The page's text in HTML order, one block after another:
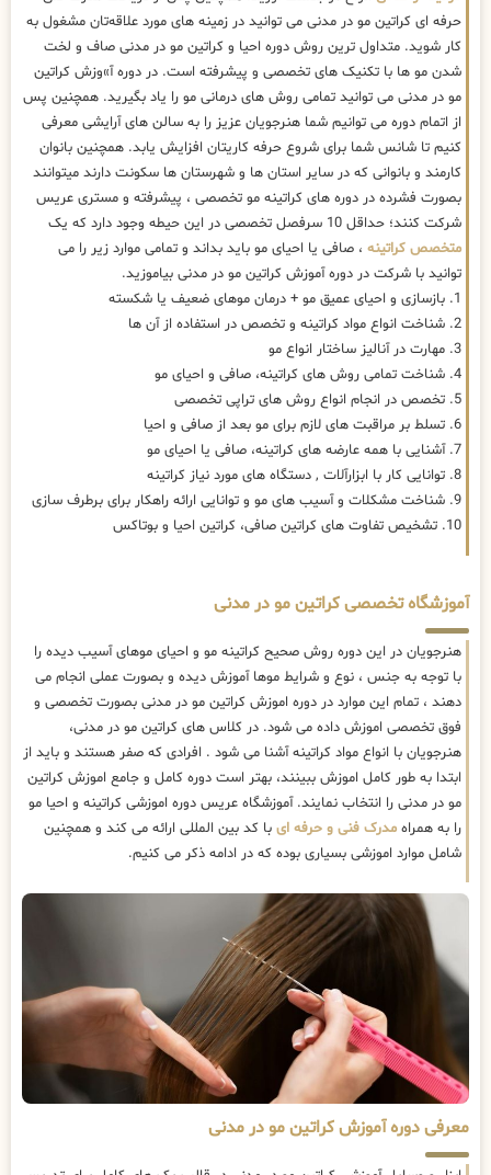
حرفه ای کراتین مو در مدنی می توانید در زمینه های مورد علاقه‌تان مشغول به
کار شوید. متداول ترین روش دوره احیا و کراتین مو در مدنی صاف و لخت
شدن مو ها با تکنیک های تخصصی و پیشرفته است. در دوره آ»وزش کراتین
مو در مدنی می توانید تمامی روش های درمانی مو را یاد بگیرید. همچنین پس
از اتمام دوره می توانیم شما هنرجویان عزیز را به سالن های آرایشی معرفی
کنیم تا شانس شما برای شروع حرفه کاریتان افزایش یابد. همچنین بانوان
کارمند و بانوانی که در سایر استان ها و شهرستان ها سکونت دارند میتوانند
بصورت فشرده در دوره های کراتینه مو تخصصی ، پیشرفته و مستری عریس
شرکت کنند؛ حداقل 10 سرفصل تخصصی در این حیطه وجود دارد که یک
متخصص کراتینه ، صافی یا احیای مو باید بداند و تمامی موارد زیر را می
توانید با شرکت در دوره آموزش کراتین مو در مدنی بیاموزید.
1. بازسازی و احیای عمیق مو + درمان موهای ضعیف یا شکسته
2. شناخت انواع مواد کراتینه و تخصص در استفاده از آن ها
3. مهارت در آنالیز ساختار انواع مو
4. شناخت تمامی روش های کراتینه، صافی و احیای مو
5. تخصص در انجام انواع روش های تراپی تخصصی
6. تسلط بر مراقبت های لازم برای مو بعد از صافی و احیا
7. آشنایی با همه عارضه های کراتینه، صافی یا احیای مو
8. توانایی کار با ابزارآلات , دستگاه های مورد نیاز کراتینه
9. شناخت مشکلات و آسیب های مو و توانایی ارائه راهکار برای برطرف سازی
10. تشخیص تفاوت های کراتین صافی، کراتین احیا و بوتاکس
آموزشگاه تخصصی کراتین مو در مدنی
هنرجویان در این دوره روش صحیح کراتینه مو و احیای موهای آسیب دیده را
با توجه به جنس ، نوع و شرایط موها آموزش دیده و بصورت عملی انجام می
دهند ، تمام این موارد در دوره اموزش کراتین مو در مدنی بصورت تخصصی و
فوق تخصصی اموزش داده می شود. در کلاس های کراتین مو در مدنی،
هنرجویان با انواع مواد کراتینه آشنا می شود . افرادی که صفر هستند و باید از
ابتدا به طور کامل اموزش ببینند، بهتر است دوره کامل و جامع اموزش کراتین
مو در مدنی را انتخاب نمایند. آموزشگاه عریس دوره اموزشی کراتینه و احیا مو
را به همراه مدرک فنی و حرفه ای با کد بین المللی ارائه می کند و همچنین
شامل موارد اموزشی بسیاری بوده که در ادامه ذکر می کنیم.
معرفی دوره آموزش کراتین مو در مدنی